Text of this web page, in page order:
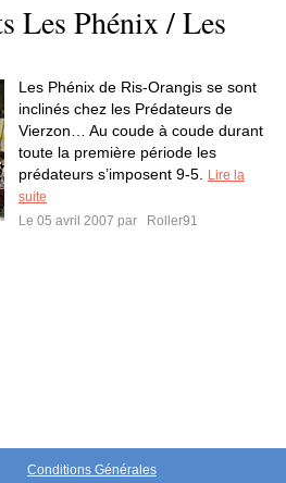
Les Phénix / Les
Les Phénix de Ris-Orangis se sont
inclinés chez les Prédateurs de
Vierzon… Au coude à coude durant
toute la première période les
prédateurs s’imposent 9-5.
Lire la
suite
Le 05 avril 2007 par
Roller91
Conditions Générales